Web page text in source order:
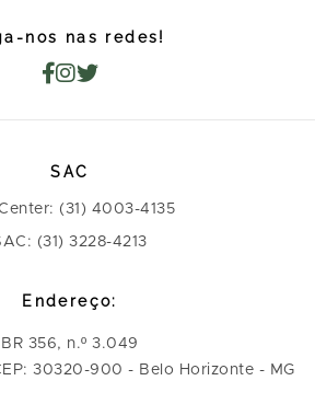
nos nas redes!
SAC
(31) 4003-4135
(31) 3228-4213
Endereço:
BR 356, n.º 3.049
30320-900 - Belo Horizonte - MG